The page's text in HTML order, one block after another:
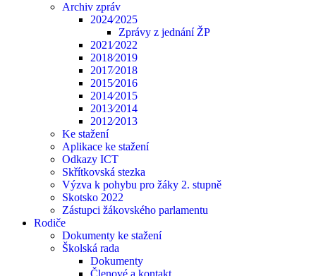
Archiv zpráv
2024⁄2025
Zprávy z jednání ŽP
2021⁄2022
2018⁄2019
2017⁄2018
2015⁄2016
2014⁄2015
2013⁄2014
2012⁄2013
Ke stažení
Aplikace ke stažení
Odkazy ICT
Skřítkovská stezka
Výzva k pohybu pro žáky 2. stupně
Skotsko 2022
Zástupci žákovského parlamentu
Rodiče
Dokumenty ke stažení
Školská rada
Dokumenty
Členové a kontakt